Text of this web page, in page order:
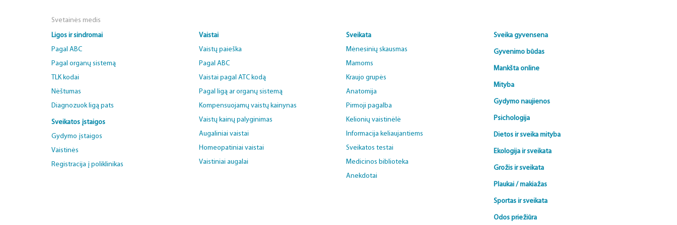
Svetainės medis
Ligos ir sindromai
Pagal ABC
Pagal organų sistemą
TLK kodai
Nėštumas
Diagnozuok ligą pats
Sveikatos įstaigos
Gydymo įstaigos
Vaistinės
Registracija į poliklinikas
Vaistai
Vaistų paieška
Pagal ABC
Vaistai pagal ATC kodą
Pagal ligą ar organų sistemą
Kompensuojamų vaistų kainynas
Vaistų kainų palyginimas
Augaliniai vaistai
Homeopatiniai vaistai
Vaistiniai augalai
Sveikata
Mėnesinių skausmas
Mamoms
Kraujo grupės
Anatomija
Pirmoji pagalba
Kelionių vaistinėlė
Informacija keliaujantiems
Sveikatos testai
Medicinos biblioteka
Anekdotai
Sveika gyvensena
Gyvenimo būdas
Mankšta online
Mityba
Gydymo naujienos
Psichologija
Dietos ir sveika mityba
Ekologija ir sveikata
Grožis ir sveikata
Plaukai / makiažas
Sportas ir sveikata
Odos priežiūra